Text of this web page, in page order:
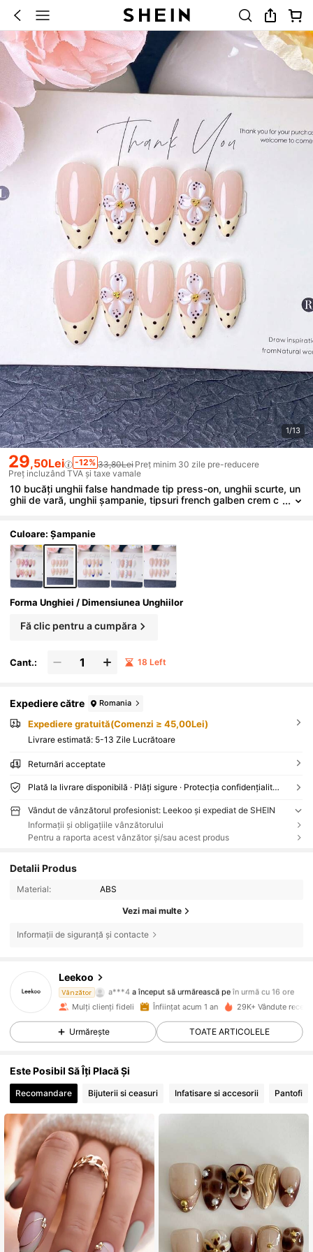
1/13
29,50Lei -12% 33,80Lei Preț minim 30 zile pre-reducere
Preț incluzând TVA și taxe vamale
10 bucăți unghii false handmade tip press-on, unghii scurte, un
ghii de vară, unghii șampanie, tipsuri french galben crem c
primăvară/vară
Culoare: Șampanie
Forma Unghiei / Dimensiunea Unghiilor
Fă clic pentru a cumpăra
Cant.: 18 Left
Expediere către Romania
Expediere gratuită(Comenzi ≥ 45,00Lei)
Livrare estimată: 5-13 Zile Lucrătoare
Returnări acceptate
Plată la livrare disponibilă · Plăți sigure · Protecția confidențialității
Vândut de vânzătorul profesionist: Leekoo și expediat de SHEIN
Informații și obligațiile vânzătorului
Pentru a raporta acest vânzător și/sau acest produs
Detalii Produs
Material: ABS
Vezi mai multe
Informații de siguranță și contacte
Leekoo
Vânzător
l***8navighează
4,84
5.3K Urmăritori
4,84 5.3K Urmăritori
4,84 5.3K Urmăritori
4,84
4,84 5.3K Urmăritori
4,84 5.3K Urmăritori
4,84 5.3K Urmăritori
Mulți clienți fideli Înființat acum 1 an 29K+ Vândute recent
Urmărește TOATE ARTICOLELE
Este Posibil Să Îți Placă Și
Recomandare Bijuterii si ceasuri Infatisare si accesorii Pantofi